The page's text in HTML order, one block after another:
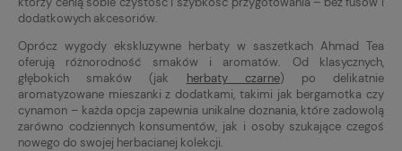
dodatkowych akcesoriów.
Oprócz wygody ekskluzywne herbaty w saszetkach Ahmad Tea
oferują różnorodność smaków i aromatów. Od klasycznych,
głębokich smaków (jak herbaty czarne) po delikatnie
aromatyzowane mieszanki z dodatkami, takimi jak bergamotka czy
cynamon – każda opcja zapewnia unikalne doznania, które zadowolą
zarówno codziennych konsumentów, jak i osoby szukające czegoś
nowego do swojej herbacianej kolekcji.